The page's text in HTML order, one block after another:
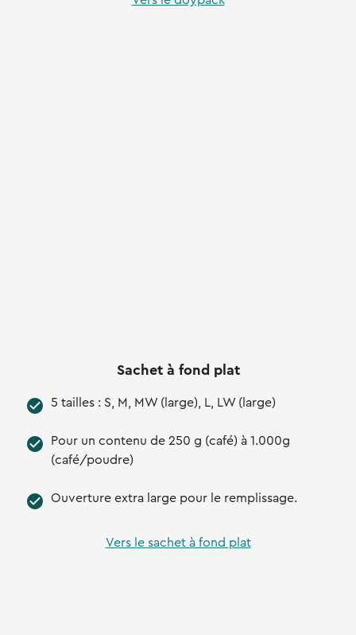
Sachet à fond plat
5 tailles : S, M, MW (large), L, LW (large)
Pour un contenu de 250 g (café) à 1.000g
(café/poudre)
Ouverture extra large pour le remplissage.
Vers le sachet à fond plat